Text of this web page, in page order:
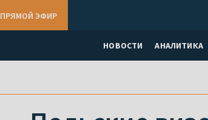
НОВОСТИ АНАЛИТИКА
ПРЯМОЙ ЭФИР